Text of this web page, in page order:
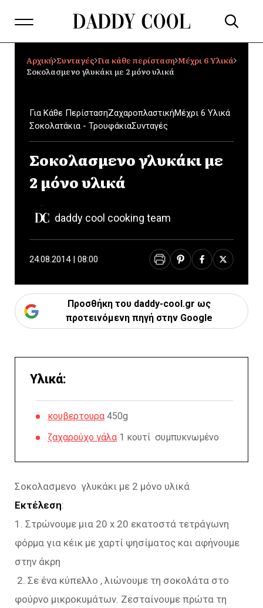
Αρχική Συνταγές Για κάθε περίσταση Μέχρι 6 Υλικά
Σοκολασμενο γλυκάκι με 2 μόνο υλικά
Για Κάθε ΠερίστασηΖαχαροπλαστικήΜέχρι 6 Υλικά
Σοκολατάκια - ΤρουφάκιαΣυνταγές
Σοκολασμενο γλυκάκι με
2 μόνο υλικά
daddy cool cooking team
24.08.2014 | 08:00
Προσθήκη του daddy-cool.gr ως
προτεινόμενη πηγή στην Google
Υλικά:
κουβερτουρα 450g
ζαχαρούχο γάλα 1 κουτί συμπυκνωμένο
Σοκολασμενο γλυκάκι με 2 μόνο υλικά
Εκτέλεση:
1. Στρώνουμε μια 20 x 20 εκατοστά τετράγωνη
φόρμα για κέικ με χαρτί ψησίματος και αφήνουμε
στην άκρη
2. Σε ένα κύπελλο , λιώνουμε τη σοκολάτα στο
φούρνο μικροκυμάτων. Ζεσταίνουμε πρώτα τη